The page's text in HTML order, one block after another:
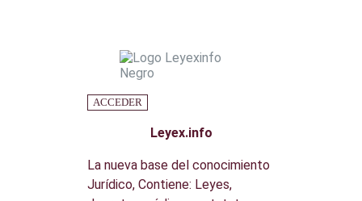
ACCEDER
Leyex.info
La nueva base del conocimiento
Jurídico, Contiene: Leyes,